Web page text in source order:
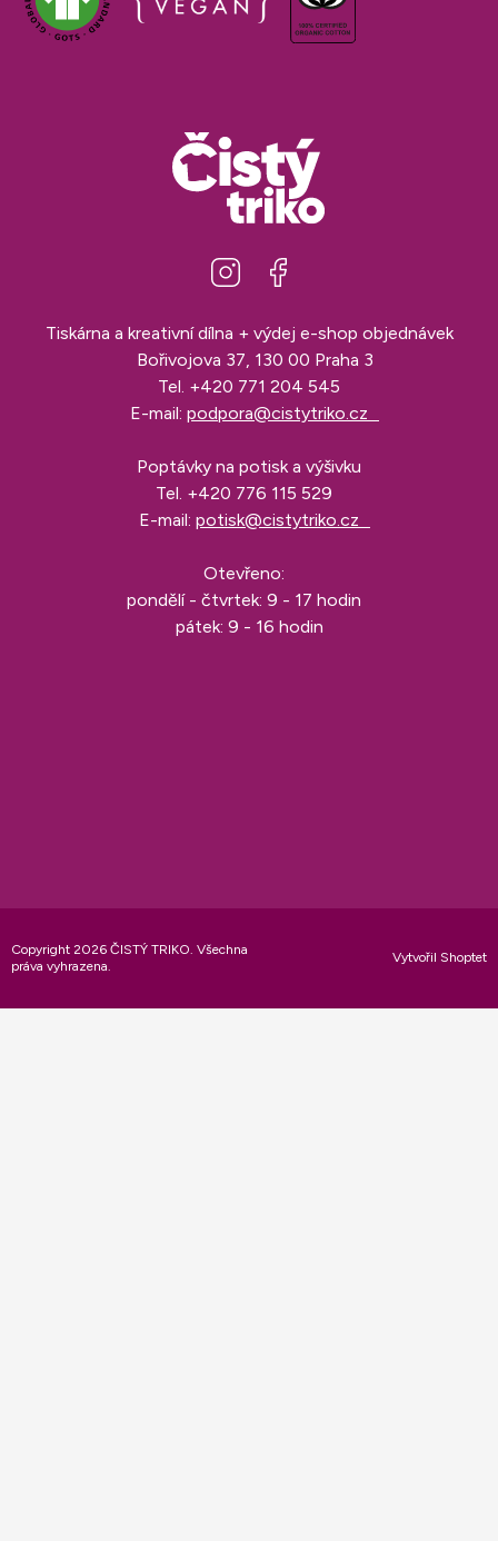
Tiskárna a kreativní dílna + výdej e-shop objednávek
Bořivojova 37, 130 00 Praha 3
Tel. +420 771 204 545
E-mail: podpora@cistytriko.cz
Poptávky na potisk a výšivku
Tel. +420 776 115 529
E-mail: potisk@cistytriko.cz
Otevřeno:
pondělí - čtvrtek: 9 - 17 hodin
pátek: 9 - 16 hodin
Vytvořil Shoptet
Copyright 2026 ČISTÝ TRIKO. Všechna
práva vyhrazena.